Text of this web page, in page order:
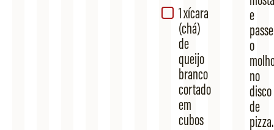
1 xícara
(chá)
de
queijo
branco
cortado
em
cubos
e
passe
o
no
disco
de
pizza.